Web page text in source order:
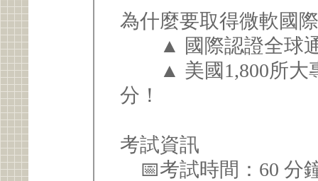
為什麼要取得微軟國
▲ 國際認證全球通
▲ 美國1,800所大專
分！
考試資訊
📅考試時間：60 分